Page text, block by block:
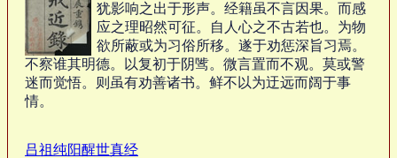
犹影响之出于形声。经籍虽不言因果。而感
应之理昭然可征。自人心之不古若也。为物
欲所蔽或为习俗所移。遂于劝惩深旨习焉。
不察谁其明德。以复初于阴骘。微言置而不观。莫或警
迷而觉悟。则虽有劝善诸书。鲜不以为迂远而阔于事
情。
吕祖纯阳醒世真经